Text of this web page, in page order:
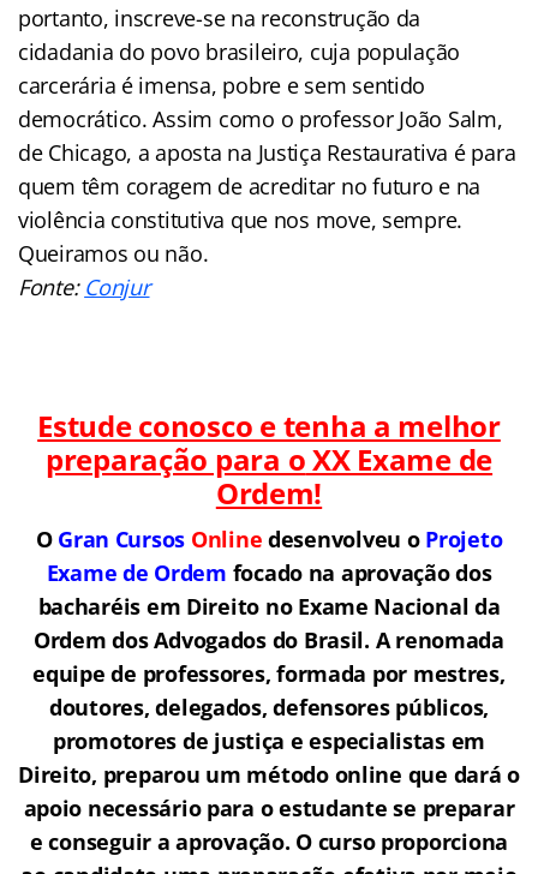
portanto, inscreve-se na reconstrução da
cidadania do povo brasileiro, cuja população
carcerária é imensa, pobre e sem sentido
democrático. Assim como o professor João Salm,
de Chicago, a aposta na Justiça Restaurativa é para
quem têm coragem de acreditar no futuro e na
violência constitutiva que nos move, sempre.
Queiramos ou não.
Fonte: Conjur
Estude conosco e tenha a melhor
preparação para oXX Exame de
Ordem!
O Gran Cursos Online desenvolveu o Projeto
Exame de Ordem focado na aprovação dos
bacharéis em Direito no Exame Nacional da
Ordem dos Advogados do Brasil. A renomada
equipe de professores, formada por mestres,
doutores, delegados, defensores públicos,
promotores de justiça e especialistas em
Direito, preparou um método online que dará o
apoio necessário para o estudante se preparar
e conseguir a aprovação. O curso proporciona